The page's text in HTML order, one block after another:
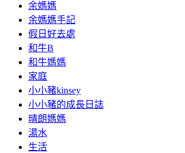
余媽媽
余媽媽手記
假日好去處
和牛B
和牛媽媽
家庭
小小豬kinsey
小小豬的成長日誌
晴朗媽媽
湯水
生活